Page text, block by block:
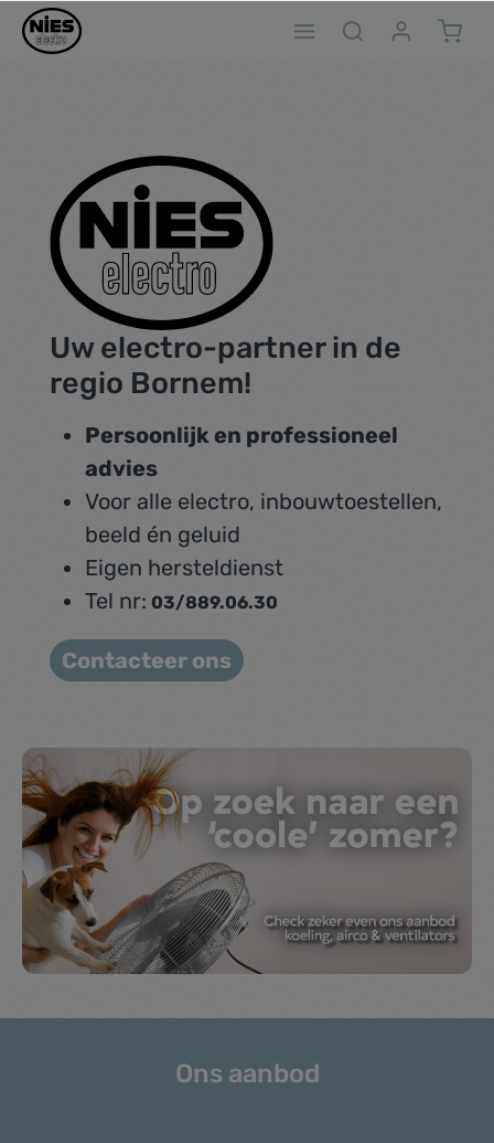
Uw electro-partner in de
regio Bornem!
Persoonlijk en professioneel
advies
Voor alle electro, inbouwtoestellen,
beeld én geluid
Eigen hersteldienst
Tel nr: 03/889.06.30
Contacteer ons
Ons aanbod